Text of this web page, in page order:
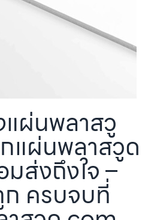
ผ่นพลาสวู
แผ่นพลาสวูด
ส่งถึงใจ –
ครบจบที่